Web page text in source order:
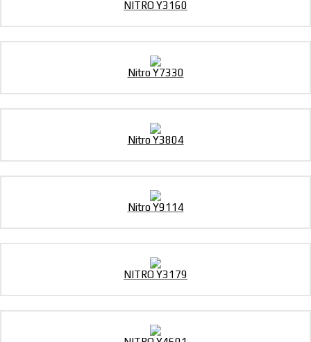
NITRO Y3160
Nitro Y7330
Nitro Y3804
Nitro Y9114
NITRO Y3179